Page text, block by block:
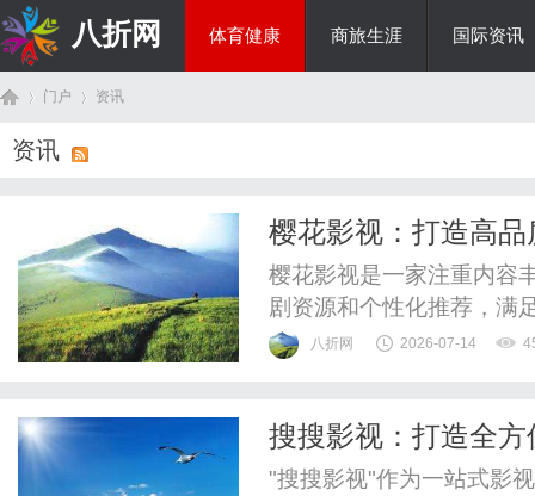
八折网 体育健康 商旅生涯 国际资讯
门户 资讯
资讯
樱花影视：打造高
樱花影视是一家注重内容
剧资源和个性化推荐，满
受。
八折网 2026-07-14
搜搜影视：打造全
"搜搜影视"作为一站式影